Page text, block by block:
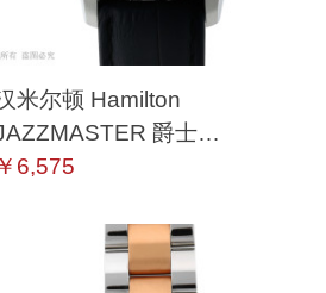
米尔顿 Hamilton
爵士
H32505731 机械
￥6,575